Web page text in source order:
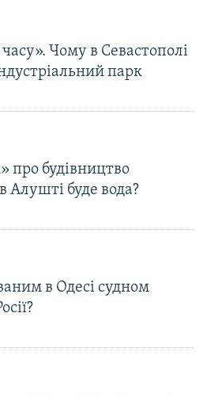
Чому в Севастополі
парк
про будівництво
Алушті буде вода?
в Одесі судном